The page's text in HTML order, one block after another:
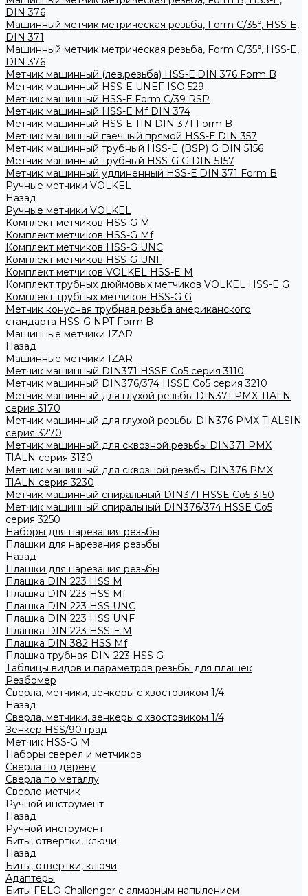
DIN 376
Машинный метчик метрическая резьба, Form С/35°, HSS-E,
DIN 371
Машинный метчик метрическая резьба, Form С/35°, HSS-E,
DIN 376
Метчик машинный (лев.резьба) HSS-Е DIN 376 Form B
Метчик машинный HSS-E UNEF ISO 529
Метчик машинный HSS-Е Form C/39 RSP
Метчик машинный HSS-Е Mf DIN 374
Метчик машинный HSS-Е TIN DIN 371 Form B
Метчик машинный гаечный прямой HSS-Е DIN 357
Метчик машинный трубный HSS-E (BSP) G DIN 5156
Метчик машинный трубный HSS-G G DIN 5157
Метчик машинный удлиненный HSS-Е DIN 371 Form B
Ручные метчики VOLKEL
Назад
Ручные метчики VOLKEL
Комплект метчиков HSS-G M
Комплект метчиков HSS-G Mf
Комплект метчиков HSS-G UNC
Комплект метчиков HSS-G UNF
Комплект метчиков VOLKEL HSS-E M
Комплект трубных дюймовых метчиков VOLKEL HSS-E G
Комплект трубных метчиков HSS-G G
Метчик конусная трубная резьба американского
стандарта HSS-G NPT Form B
Машинные метчики IZAR
Назад
Машинные метчики IZAR
Метчик машинный DIN371 HSSE Co5 серия 3110
Метчик машинный DIN376/374 HSSE Co5 серия 3210
Метчик машинный для глухой резьбы DIN371 PMX TIALN
серия 3170
Метчик машинный для глухой резьбы DIN376 PMX TIALSIN
серия 3270
Метчик машинный для сквозной резьбы DIN371 PMX
TIALN серия 3130
Метчик машинный для сквозной резьбы DIN376 PMX
TIALN серия 3230
Метчик машинный спиральный DIN371 HSSE Co5 3150
Метчик машинный спиральный DIN376/374 HSSE Co5
серия 3250
Наборы для нарезания резьбы
Плашки для нарезания резьбы
Назад
Плашки для нарезания резьбы
Плашка DIN 223 HSS M
Плашка DIN 223 HSS Mf
Плашка DIN 223 HSS UNC
Плашка DIN 223 HSS UNF
Плашка DIN 223 HSS-Е M
Плашка DIN 382 HSS Mf
Плашка трубная DIN 223 HSS G
Таблицы видов и параметров резьбы для плашек
Резбомер
Сверла, метчики, зенкеры с хвостовиком 1/4;
Назад
Сверла, метчики, зенкеры с хвостовиком 1/4;
Зенкер HSS/90 град
Метчик HSS-G М
Наборы сверел и метчиков
Сверла по дереву
Сверла по металлу
Сверло-метчик
Ручной инструмент
Назад
Ручной инструмент
Биты, отвертки, ключи
Назад
Биты, отвертки, ключи
Адаптеры
Биты FELO Challenger с алмазным напылением